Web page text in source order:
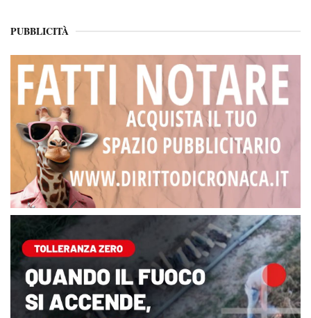
PUBBLICITÀ